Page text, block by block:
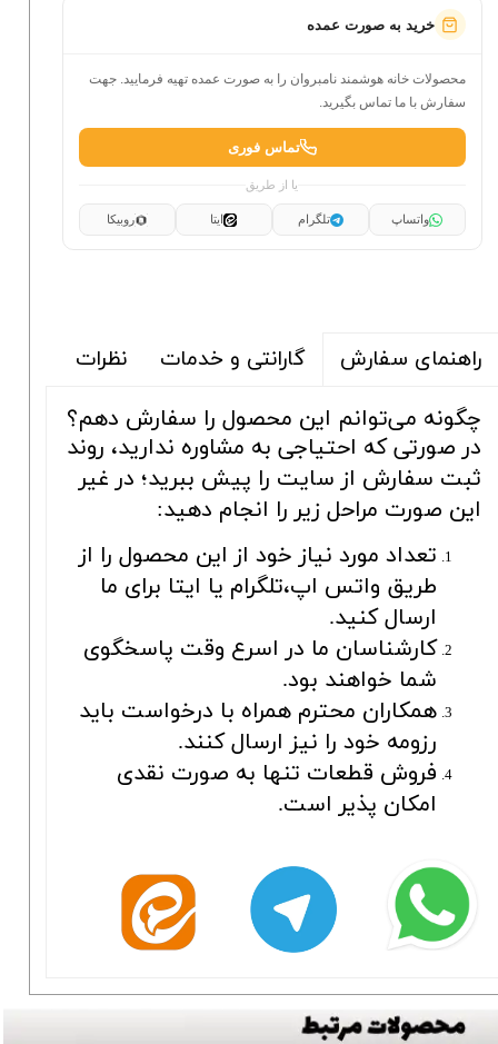
خرید به صورت عمده
محصولات خانه هوشمند نامبروان را به صورت عمده تهیه فرمایید. جهت
سفارش با ما تماس بگیرید.
تماس فوری
یا از طریق
واتساپ تلگرام ایتا روبیکا
راهنمای سفارش گارانتی و خدمات نظرات
چگونه می‌توانم این محصول را سفارش دهم؟
در صورتی که احتیاجی به مشاوره ندارید، روند
ثبت سفارش از سایت را پیش ببرید؛ در غیر
این صورت مراحل زیر را انجام دهید:
تعداد مورد نیاز خود از این محصول را از
طریق واتس اپ،تلگرام یا ایتا برای ما
ارسال کنید.
کارشناسان ما در اسرع وقت پاسخگوی
شما خواهند بود.
همکاران محترم همراه با درخواست باید
رزومه خود را نیز ارسال کنند.
فروش قطعات تنها به صورت نقدی
امکان پذیر است.